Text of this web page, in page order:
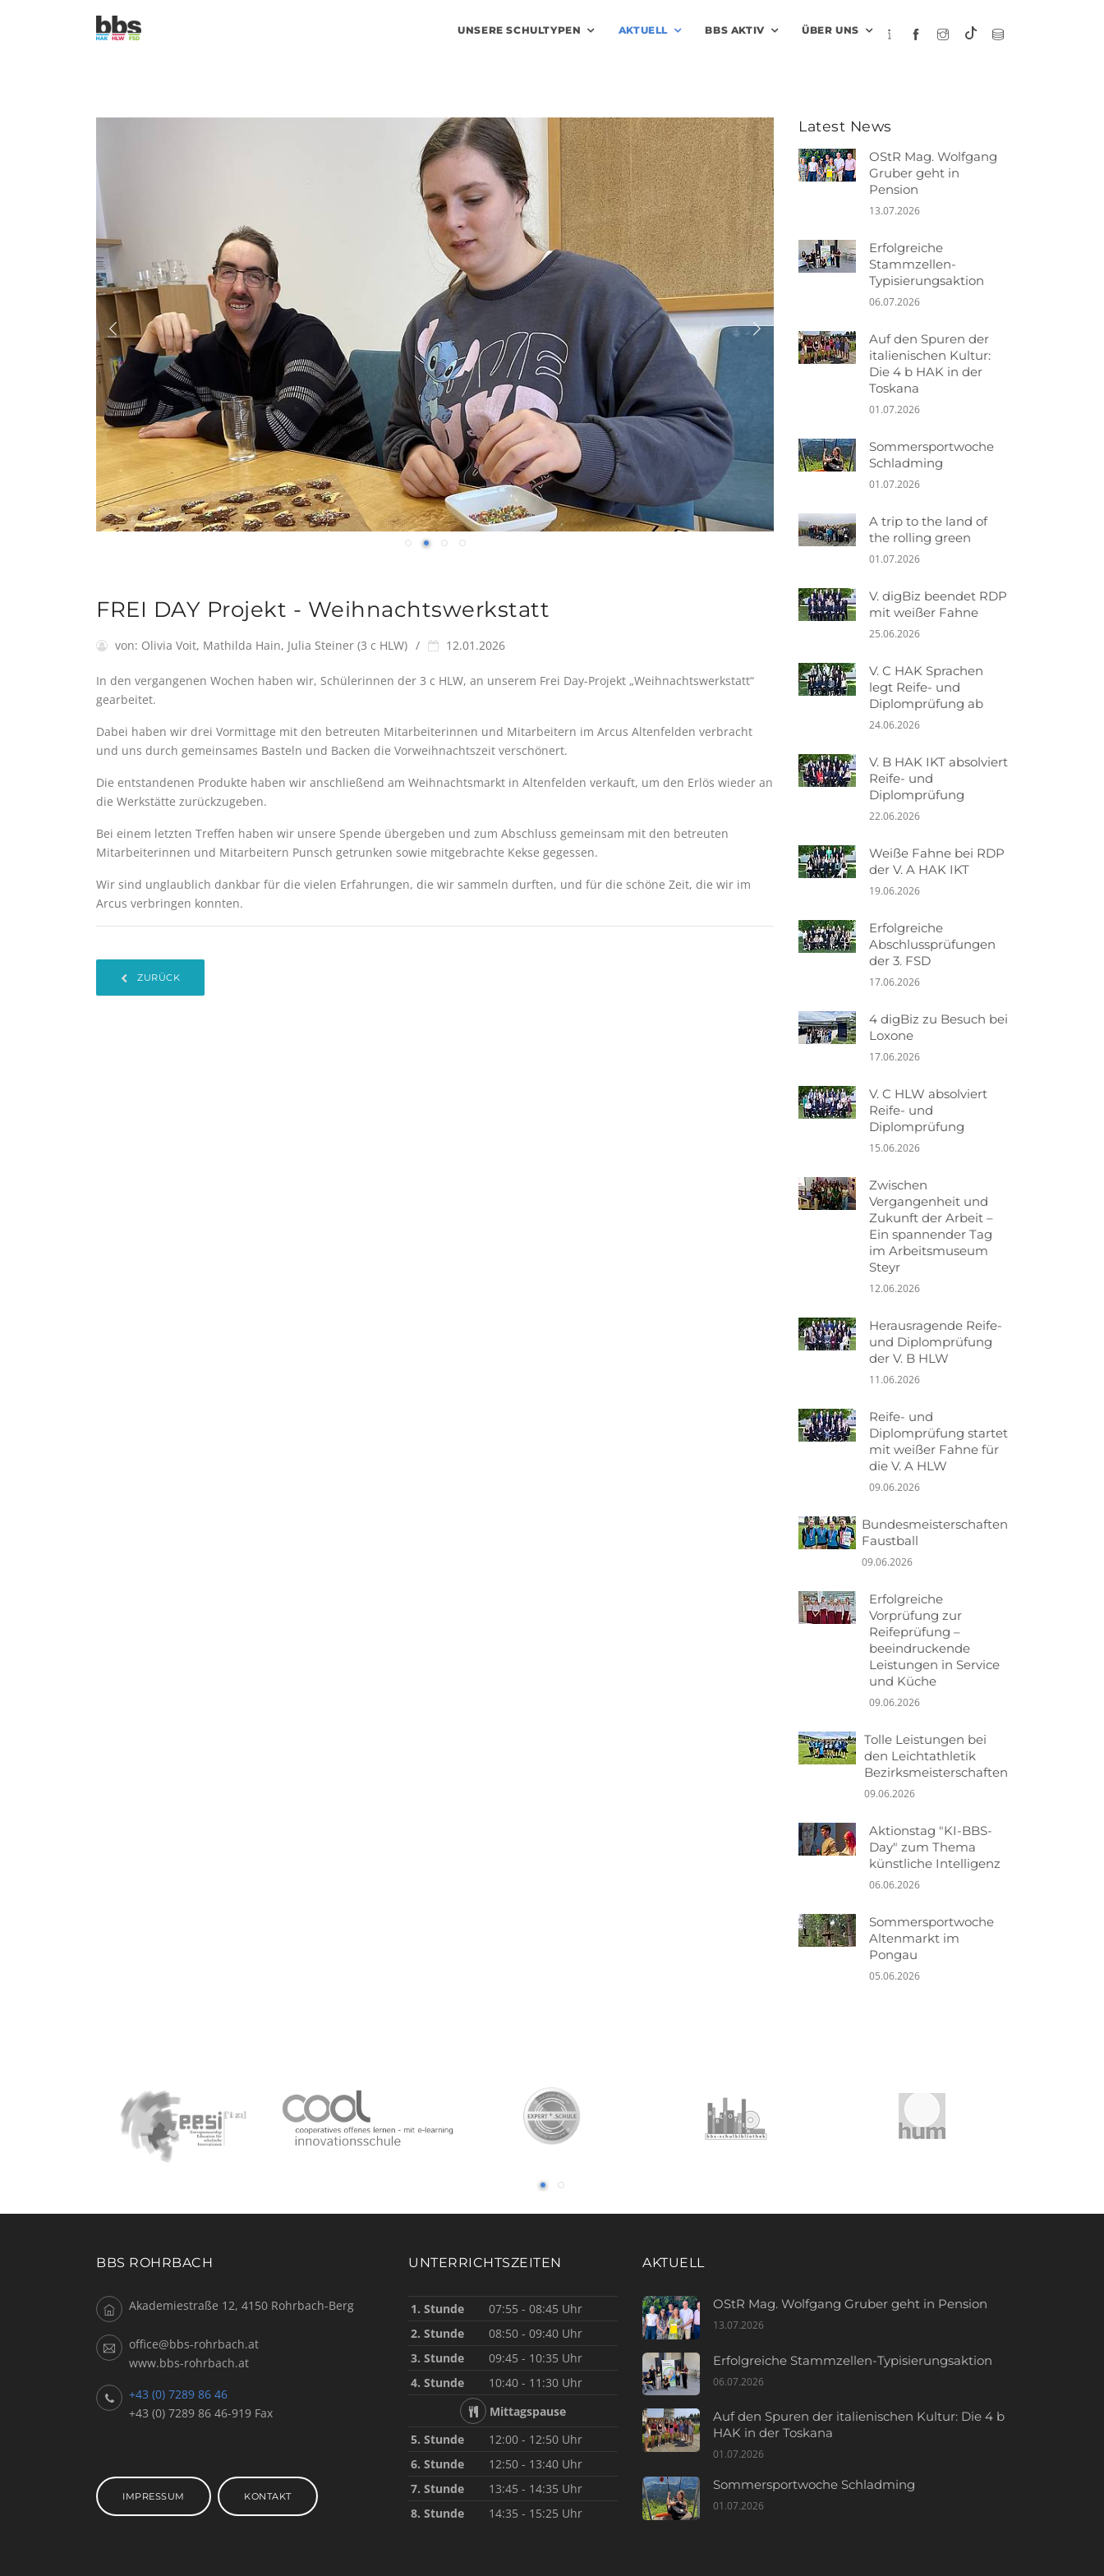
UNSERE SCHULTYPEN AKTUELL BBS AKTIV ÜBER UNS
FREI DAY Projekt - Weihnachtswerkstatt
von: Olivia Voit, Mathilda Hain, Julia Steiner (3 c HLW) 12.01.2026
In den vergangenen Wochen haben wir, Schülerinnen der 3 c HLW, an unserem Frei Day-Projekt „Weihnachtswerkstatt“
gearbeitet.
Dabei haben wir drei Vormittage mit den betreuten Mitarbeiterinnen und Mitarbeitern im Arcus Altenfelden verbracht
und uns durch gemeinsames Basteln und Backen die Vorweihnachtszeit verschönert.
Die entstandenen Produkte haben wir anschließend am Weihnachtsmarkt in Altenfelden verkauft, um den Erlös wieder an
die Werkstätte zurückzugeben.
Bei einem letzten Treffen haben wir unsere Spende übergeben und zum Abschluss gemeinsam mit den betreuten
Mitarbeiterinnen und Mitarbeitern Punsch getrunken sowie mitgebrachte Kekse gegessen.
Wir sind unglaublich dankbar für die vielen Erfahrungen, die wir sammeln durften, und für die schöne Zeit, die wir im
Arcus verbringen konnten.
ZURÜCK
Latest News
OStR Mag. Wolfgang
Gruber geht in
Pension
13.07.2026
Erfolgreiche
Stammzellen-
Typisierungsaktion
06.07.2026
Auf den Spuren der
italienischen Kultur:
Die 4 b HAK in der
Toskana
01.07.2026
Sommersportwoche
Schladming
01.07.2026
A trip to the land of
the rolling green
01.07.2026
V. digBiz beendet RDP
mit weißer Fahne
25.06.2026
V. C HAK Sprachen
legt Reife- und
Diplomprüfung ab
24.06.2026
V. B HAK IKT absolviert
Reife- und
Diplomprüfung
22.06.2026
Weiße Fahne bei RDP
der V. A HAK IKT
19.06.2026
Erfolgreiche
Abschlussprüfungen
der 3. FSD
17.06.2026
4 digBiz zu Besuch bei
Loxone
17.06.2026
V. C HLW absolviert
Reife- und
Diplomprüfung
15.06.2026
Zwischen
Vergangenheit und
Zukunft der Arbeit –
Ein spannender Tag
im Arbeitsmuseum
Steyr
12.06.2026
Herausragende Reife-
und Diplomprüfung
der V. B HLW
11.06.2026
Reife- und
Diplomprüfung startet
mit weißer Fahne für
die V. A HLW
09.06.2026
Bundesmeisterschaften
Faustball
09.06.2026
Erfolgreiche
Vorprüfung zur
Reifeprüfung –
beeindruckende
Leistungen in Service
und Küche
09.06.2026
Tolle Leistungen bei
den Leichtathletik
Bezirksmeisterschaften
09.06.2026
Aktionstag "KI-BBS-
Day" zum Thema
künstliche Intelligenz
06.06.2026
Sommersportwoche
Altenmarkt im
Pongau
05.06.2026
BBS ROHRBACH
Akademiestraße 12, 4150 Rohrbach-Berg
office@bbs-rohrbach.at
www.bbs-rohrbach.at
+43 (0) 7289 86 46
+43 (0) 7289 86 46-919 Fax
IMPRESSUM KONTAKT
UNTERRICHTSZEITEN
1. Stunde
07:55 - 08:45 Uhr
2. Stunde
08:50 - 09:40 Uhr
3. Stunde
09:45 - 10:35 Uhr
4. Stunde
10:40 - 11:30 Uhr
Mittagspause
5. Stunde
12:00 - 12:50 Uhr
6. Stunde
12:50 - 13:40 Uhr
7. Stunde
13:45 - 14:35 Uhr
8. Stunde
14:35 - 15:25 Uhr
AKTUELL
OStR Mag. Wolfgang Gruber geht in Pension
13.07.2026
Erfolgreiche Stammzellen-Typisierungsaktion
06.07.2026
Auf den Spuren der italienischen Kultur: Die 4 b
HAK in der Toskana
01.07.2026
Sommersportwoche Schladming
01.07.2026